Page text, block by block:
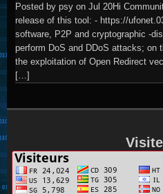
Posted by psy on Jul 20Hi
release of this tool: - https://
software, P2P and cryptographic -
perform DoS and DDoS attacks; on
the exploitation of Open Redirect
[…]